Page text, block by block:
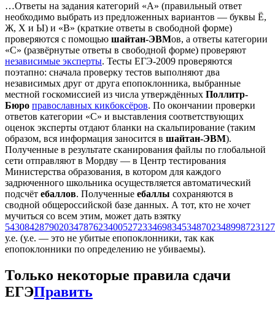
…Ответы на задания категорий «А» (правильный ответ
необходимо выбрать из предложенных вариантов — буквы Ё,
Ж, Х и Ы) и «В» (краткие ответы в свободной форме)
проверяются с помощью шайтан-ЭВМов, а ответы категории
«С» (развёрнутые ответы в свободной форме) проверяют
независимые эксперты. Тесты ЕГЭ-2009 проверяются
поэтапно: сначала проверку тестов выполняют два
независимых друг от друга епопоклонника, выбранные
местной госкомиссией из числа утверждённых Поллитр-
Бюро православных кикбоксёров. По окончании проверки
ответов категории «С» и выставления соответствующих
оценок эксперты отдают бланки на скальпирование (таким
образом, вся информация заносится в шайтан-ЭВМ).
Полученные в результате сканирования файлы по глобальной
сети отправляют в Мордву — в Центр тестирования
Министерства образования, в котором для каждого
задрюченного школьника осуществляется автоматический
подсчёт ебаллов. Полученные ебаллы сохраняются в
сводной общероссийской базе данных. А тот, кто не хочет
мучиться со всем этим, может дать взятку
у.е. (у.е. — это не убитые епопоклонники, так как
епопоклонники по определению не убиваемы).
Только некоторые правила сдачи
ЕГЭПравить